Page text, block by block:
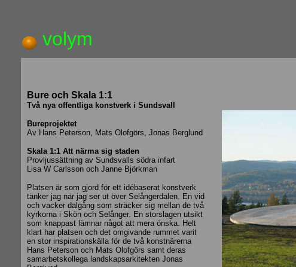
volym
Bure och Skala 1:1
Två nya offentliga konstverk i Sundsvall
Bureprojektet
Av Hans Peterson, Mats Olofgörs, Jonas Berglund
Skala 1:1 Att närma sig staden
Provljussättning av Sundsvalls södra infart
Lisa W Carlsson och Janne Björkman
Platsen är som gjord för ett idébaserat konstverk
tänker jag när jag ser ut över Selångerdalen. En vid
och vacker dalgång som sträcker sig mellan de två
kyrkorna i Skön och Selånger. En storslagen utsikt
som knappast lämnar något att mera önska. Helt
klart har platsen och det omgivande rummet varit
en stor inspirationskälla för de två konstnärerna
Hans Peterson och Mats Olofgörs samt deras
samarbetskollega landskapsarkitekten Jonas